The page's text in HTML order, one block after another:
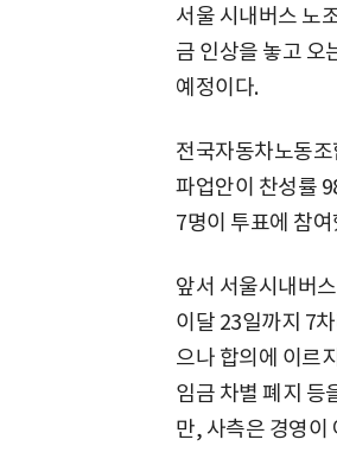
서울 시내버스 노
금 인상을 놓고 오
예정이다.
전국자동차노동
파업안이 찬성률
7명이 투표에 참
앞서 서울시내버
이달 23일까지 7
으나 합의에 이르
임금 차별 폐지 등
만, 사측은 경영이